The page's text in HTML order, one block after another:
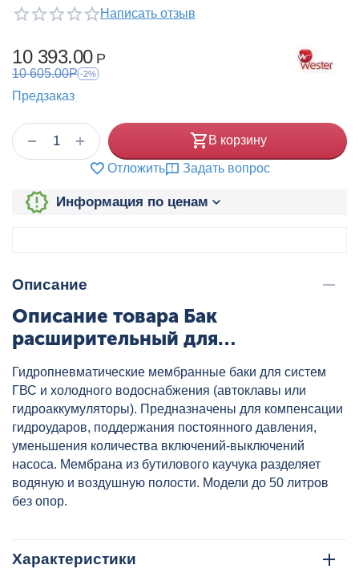
Написать отзыв
10 393.00 Р
10 605.00Р -2%
Предзаказ
+
− В корзину
Отложить Задать вопрос
Информация по ценам
Описание
Описание товара Бак
расширительный для
WAO 80 л синий WESTER, артикул:
0-14-0990
Гидропневматические мембранные баки для систем
ГВС и холодного водоснабжения (автоклавы или
гидроаккумуляторы). Предназначены для компенсации
гидроударов, поддержания постоянного давления,
уменьшения количества включений-выключений
насоса. Мембрана из бутилового каучука разделяет
водяную и воздушную полости. Модели до 50 литров
без опор.
Характеристики